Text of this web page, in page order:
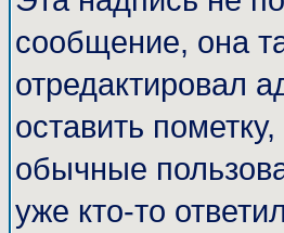
сообщение, она
отредактировал
оставить
обычные
уже кто-то